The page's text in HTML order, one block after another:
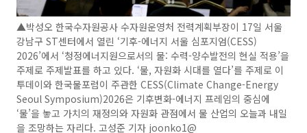
▲박성오 한국수자원공사 수자원운영처 전력계획부장이 17일 서울
강남구 ST센터에서 열린 ‘기후-에너지 서울 심포지엄(CESS)
2026’에서 ‘청정에너지원으로서의 물: 수력-양수발전의 현실 적용’을
주제로 주제발표를 하고 있다. ‘물, 자원화 시대를 열다’를 주제로 이
투데이와 한국물포럼이 주관한 CESS(Climate Change-Energy
Seoul Symposium)2026은 기후변화-에너지 프레임의 중심에
‘물’을 놓고 가치의 재정의와 자원화 관점에서 물 산업의 오늘과 내일
을 조망하는 자리다. 고성준 기자 joonko1@